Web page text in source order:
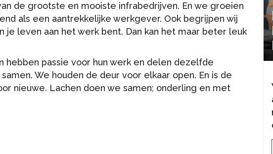
de grootste en mooiste infrabedrijven. En we groeien
als een aantrekkelijke werkgever. Ook begrijpen wij
leven aan het werk bent. Dan kan het maar beter leuk
hebben passie voor hun werk en delen dezelfde
We houden de deur voor elkaar open. En is de
nieuwe. Lachen doen we samen; onderling en met